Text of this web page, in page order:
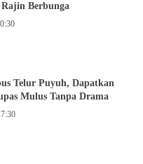
Berbunga
Telur Puyuh, Dapatkan
Mulus Tanpa Drama